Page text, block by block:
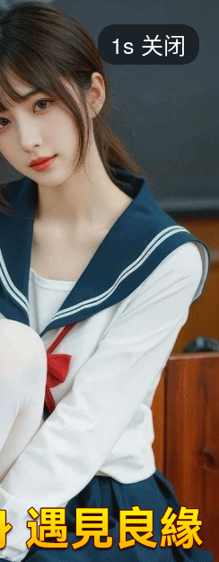
短剧
评分
甜宠 逆袭 玄幻
2024 2023 2022
台湾 美国 韩国 日本
1s 关闭